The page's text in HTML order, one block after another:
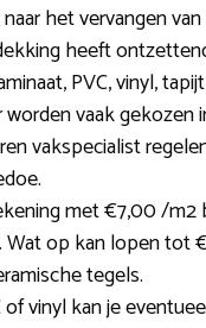
het vervangen
heeft
PVC, vinyl,
vaak gekozen
vakspecialist
met €7,00 /m2
Wat op kan lopen tot
tegels.
of vinyl kan je